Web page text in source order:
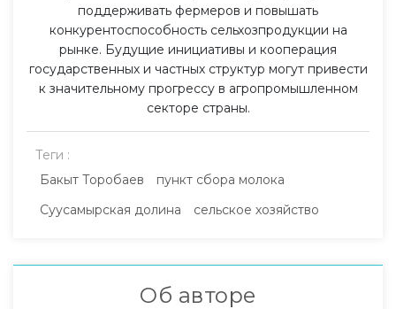
поддерживать фермеров и повышать
конкурентоспособность сельхозпродукции на
рынке. Будущие инициативы и кооперация
государственных и частных структур могут привести
к значительному прогрессу в агропромышленном
секторе страны.
Теги :
Бакыт Торобаев
пункт сбора молока
Суусамырская долина
сельское хозяйство
Об авторе